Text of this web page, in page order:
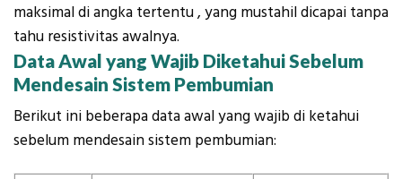
maksimal di angka tertentu , yang mustahil dicapai tanpa
tahu resistivitas awalnya.
Data Awal yang Wajib Diketahui Sebelum
Mendesain Sistem Pembumian
Berikut ini beberapa data awal yang wajib di ketahui
sebelum mendesain sistem pembumian: